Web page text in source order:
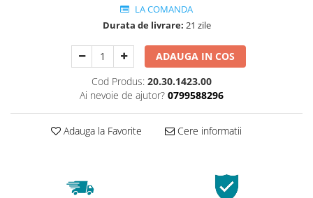
LA COMANDA
Durata de livrare: 21 zile
ADAUGA IN COS
Cod Produs: 20.30.1423.00
Ai nevoie de ajutor? 0799588296
Adauga la Favorite Cere informatii